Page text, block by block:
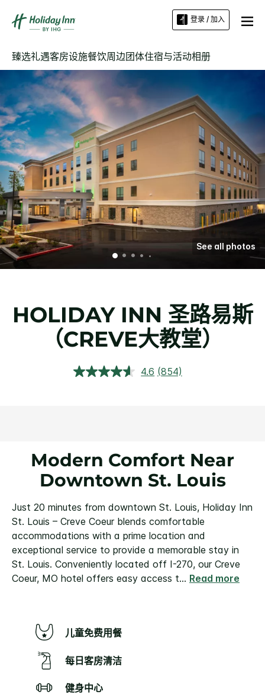
登录 / 加入
臻选礼遇客房设施餐饮周边团体住宿与活动相册
See all photos
HOLIDAY INN 圣路易斯
（CREVE大教堂）
4.6 阅
页
面
链
接。
(854)
Modern Comfort Near
Downtown St. Louis
Just 20 minutes from downtown St. Louis, Holiday Inn
St. Louis – Creve Coeur blends comfortable
accommodations with a prime location and
exceptional service to provide a memorable stay in
St. Louis. Conveniently located off I-270, our Creve
Coeur, MO hotel offers easy access t... Read more
儿童免费用餐
每日客房清洁
健身中心